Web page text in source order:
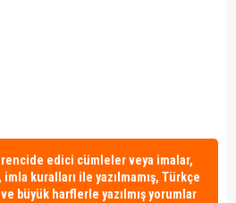
rencide edici cümleler veya imalar,
kuralları ile yazılmamış, Türkçe
büyük harflerle yazılmış yorumlar